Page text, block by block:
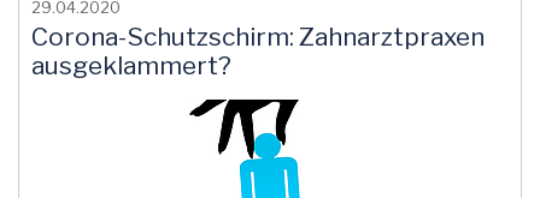
29.04.2020
Corona-Schutzschirm: Zahnarztpraxen
ausgeklammert?